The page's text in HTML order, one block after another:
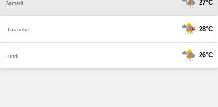
Samedi 27°C
Dimanche 28°C
Lundi 26°C